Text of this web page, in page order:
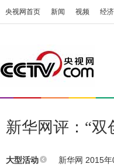
央视网首页 新闻 视频 经济
新华网评：“双
大型活动 新华网 2015